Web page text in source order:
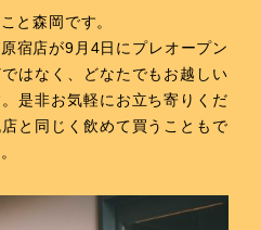
と森岡です。
宿店が9月4日にプレオープン
はなく、どなたでもお越しい
是非お気軽にお立ち寄りくだ
と同じく飲めて買うこともで